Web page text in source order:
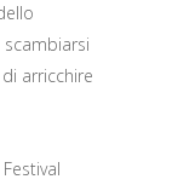
arricchire